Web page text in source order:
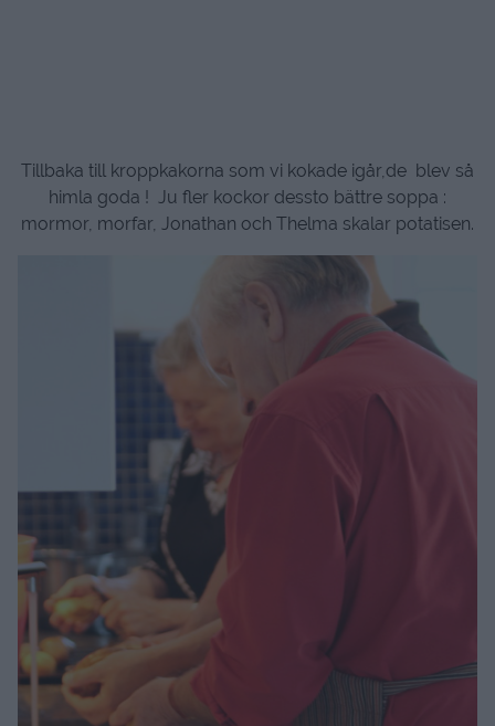
Tillbaka till kroppkakorna som vi kokade igår,de blev så
himla goda ! Ju fler kockor dessto bättre soppa :
mormor, morfar, Jonathan och Thelma skalar potatisen.